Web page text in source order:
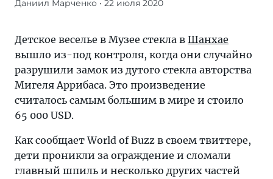
Крупнейший
мире
замок
из
стекла
оценивался
примерно
65
тысяч
USD.
Даниил Марченко • 22 июля 2020
Детское веселье в Музее стекла в Шанхае
вышло из-под контроля, когда они случайно
разрушили замок из дутого стекла авторства
Мигеля Аррибаса. Это произведение
считалось самым большим в мире и стоило
65 000 USD.
Как сообщает World of Buzz в своем твиттере,
дети проникли за ограждение и сломали
главный шпиль и несколько других частей